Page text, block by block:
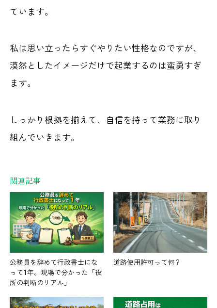
ています。
私は思い立ったらすぐやりたい性格なのですが、
漠然としたイメージだけで起業するのは蛮勇すぎ
ます。
しっかり根拠を揃えて、自信を持って業務に取り
組んでいきます。
関連記事
公務員を辞めて行政書士にな
って1年。現場で分かった「役
所の判断のリアル」
道路使用許可って何？